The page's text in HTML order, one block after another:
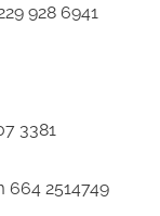
928 6941
3381
664 2514749